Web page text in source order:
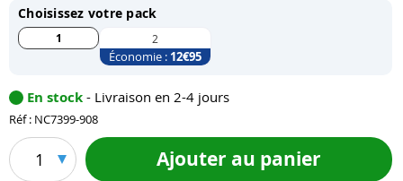
Choisissez votre pack
1 2
Économie : 12€95
En stock - Livraison en 2-4 jours
Réf : NC7399-908
1 Ajouter au panier